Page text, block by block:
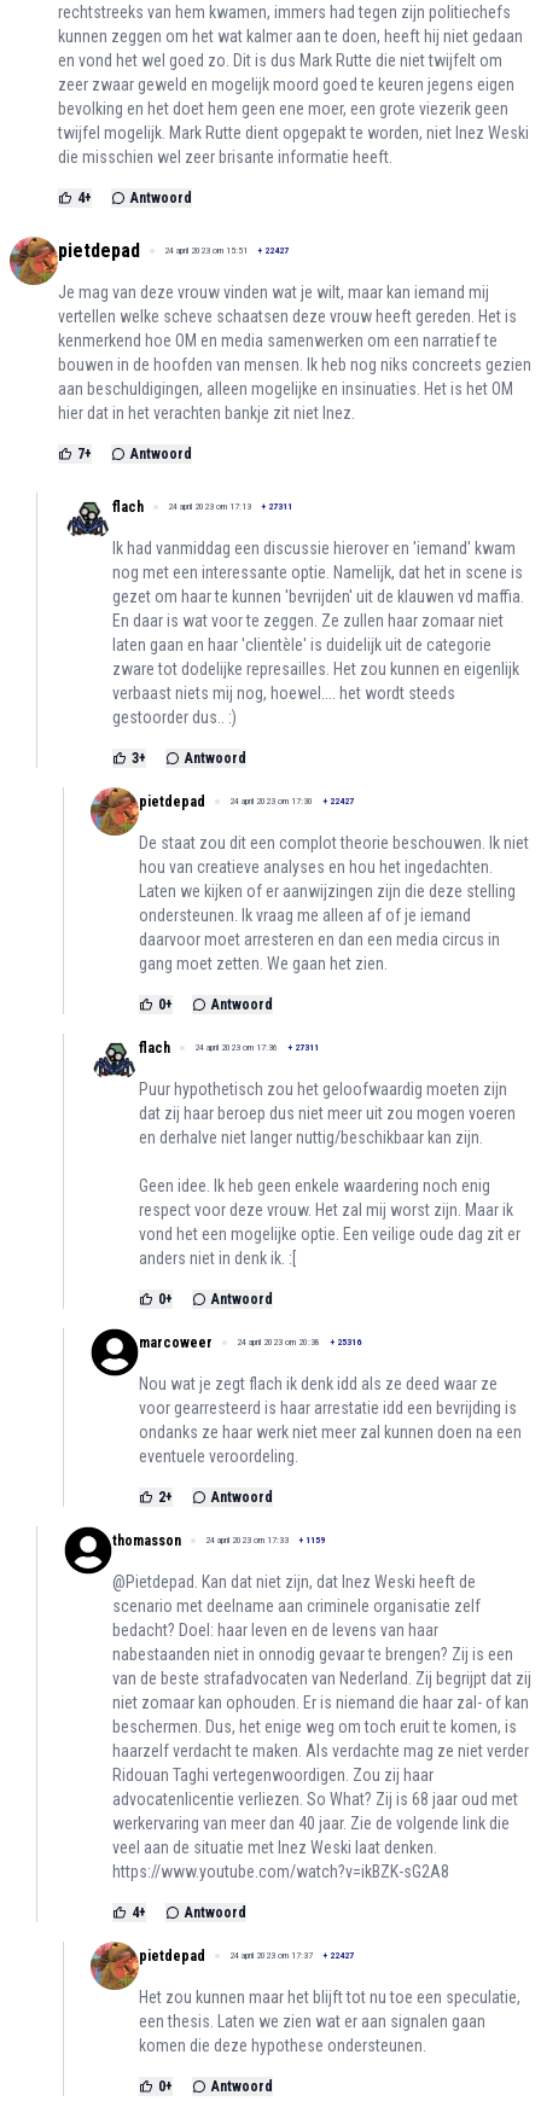
rechtstreeks van hem kwamen, immers had tegen zijn politiechefs
kunnen zeggen om het wat kalmer aan te doen, heeft hij niet gedaan
en vond het wel goed zo. Dit is dus Mark Rutte die niet twijfelt om
zeer zwaar geweld en mogelijk moord goed te keuren jegens eigen
bevolking en het doet hem geen ene moer, een grote viezerik geen
twijfel mogelijk. Mark Rutte dient opgepakt te worden, niet Inez Weski
die misschien wel zeer brisante informatie heeft.
4+ Antwoord
pietdepad 24 april 2023 om 15:51 + 22427
Je mag van deze vrouw vinden wat je wilt, maar kan iemand mij
vertellen welke scheve schaatsen deze vrouw heeft gereden. Het is
kenmerkend hoe OM en media samenwerken om een narratief te
bouwen in de hoofden van mensen. Ik heb nog niks concreets gezien
aan beschuldigingen, alleen mogelijke en insinuaties. Het is het OM
hier dat in het verachten bankje zit niet Inez.
7+ Antwoord
flach 24 april 2023 om 17:13 + 27311
Ik had vanmiddag een discussie hierover en 'iemand' kwam
nog met een interessante optie. Namelijk, dat het in scene is
gezet om haar te kunnen 'bevrijden' uit de klauwen vd maffia.
En daar is wat voor te zeggen. Ze zullen haar zomaar niet
laten gaan en haar 'clientèle' is duidelijk uit de categorie
zware tot dodelijke represailles. Het zou kunnen en eigenlijk
verbaast niets mij nog, hoewel.... het wordt steeds
gestoorder dus.. :)
3+ Antwoord
pietdepad 24 april 2023 om 17:30 + 22427
De staat zou dit een complot theorie beschouwen. Ik niet
hou van creatieve analyses en hou het ingedachten.
Laten we kijken of er aanwijzingen zijn die deze stelling
ondersteunen. Ik vraag me alleen af of je iemand
daarvoor moet arresteren en dan een media circus in
gang moet zetten. We gaan het zien.
0+ Antwoord
flach 24 april 2023 om 17:36 + 27311
Puur hypothetisch zou het geloofwaardig moeten zijn
dat zij haar beroep dus niet meer uit zou mogen voeren
en derhalve niet langer nuttig/beschikbaar kan zijn.
Geen idee. Ik heb geen enkele waardering noch enig
respect voor deze vrouw. Het zal mij worst zijn. Maar ik
vond het een mogelijke optie. Een veilige oude dag zit er
anders niet in denk ik. :[
0+ Antwoord
marcoweer 24 april 2023 om 20:38 + 25316
Nou wat je zegt flach ik denk idd als ze deed waar ze
voor gearresteerd is haar arrestatie idd een bevrijding is
ondanks ze haar werk niet meer zal kunnen doen na een
eventuele veroordeling.
2+ Antwoord
thomasson 24 april 2023 om 17:33 + 1159
@Pietdepad. Kan dat niet zijn, dat Inez Weski heeft de
scenario met deelname aan criminele organisatie zelf
bedacht? Doel: haar leven en de levens van haar
nabestaanden niet in onnodig gevaar te brengen? Zij is een
van de beste strafadvocaten van Nederland. Zij begrijpt dat zij
niet zomaar kan ophouden. Er is niemand die haar zal- of kan
beschermen. Dus, het enige weg om toch eruit te komen, is
haarzelf verdacht te maken. Als verdachte mag ze niet verder
Ridouan Taghi vertegenwoordigen. Zou zij haar
advocatenlicentie verliezen. So What? Zij is 68 jaar oud met
werkervaring van meer dan 40 jaar. Zie de volgende link die
veel aan de situatie met Inez Weski laat denken.
https://www.youtube.com/watch?v=ikBZK-sG2A8
4+ Antwoord
pietdepad 24 april 2023 om 17:37 + 22427
Het zou kunnen maar het blijft tot nu toe een speculatie,
een thesis. Laten we zien wat er aan signalen gaan
komen die deze hypothese ondersteunen.
0+ Antwoord